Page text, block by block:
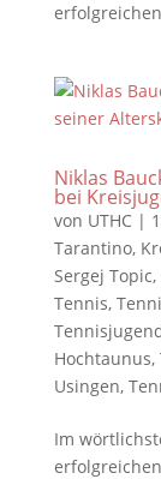
Niklas
bei
von UTHC|
Tarantino,
Sergej Topic,
Tennis,
Hochtaunus,
Usingen,
Im